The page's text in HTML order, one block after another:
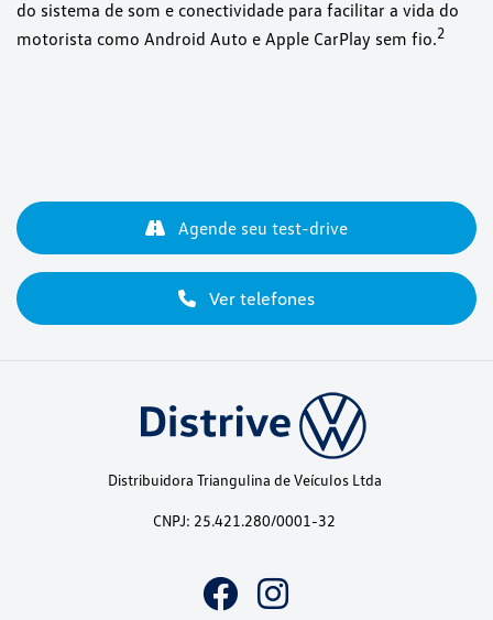
do sistema de som e conectividade para facilitar a vida do
motorista como Android Auto e Apple CarPlay sem fio.⁠2
Ver telefones
Agende seu test-drive
Distribuidora Triangulina de Veículos Ltda
CNPJ: 25.421.280/0001-32